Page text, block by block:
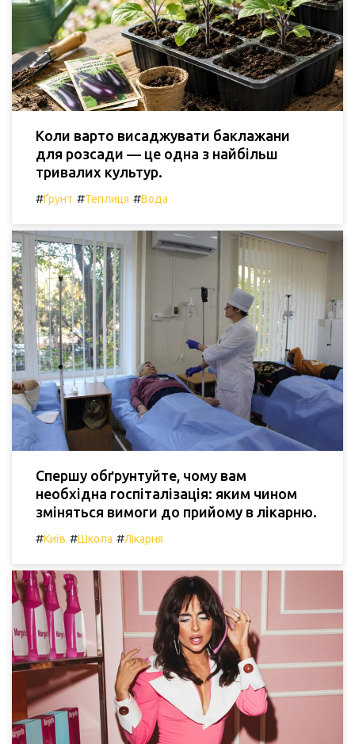
Коли варто висаджувати баклажани
для розсади — це одна з найбільш
тривалих культур.
#Ґрунт #Теплиця #Вода
Спершу обґрунтуйте, чому вам
необхідна госпіталізація: яким чином
зміняться вимоги до прийому в лікарню.
#Київ #Школа #Лікарня